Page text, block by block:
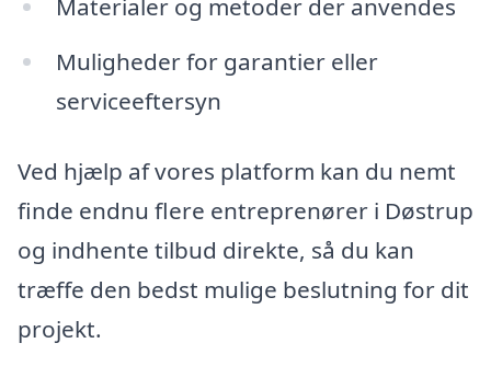
Materialer og metoder der anvendes
Muligheder for garantier eller
serviceeftersyn
Ved hjælp af vores platform kan du nemt
finde endnu flere entreprenører i Døstrup
og indhente tilbud direkte, så du kan
træffe den bedst mulige beslutning for dit
projekt.